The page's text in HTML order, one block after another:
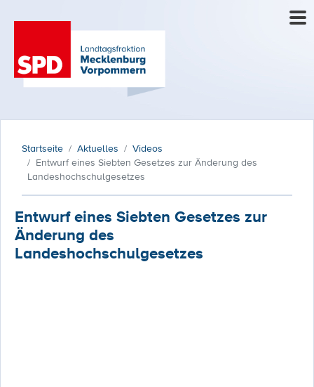
Startseite Aktuelles
Videos
Entwurf eines Siebten Gesetzes zur Änderung des
Landeshochschulgesetzes
Entwurf eines Siebten Gesetzes zur
Änderung des
Landeshochschulgesetzes